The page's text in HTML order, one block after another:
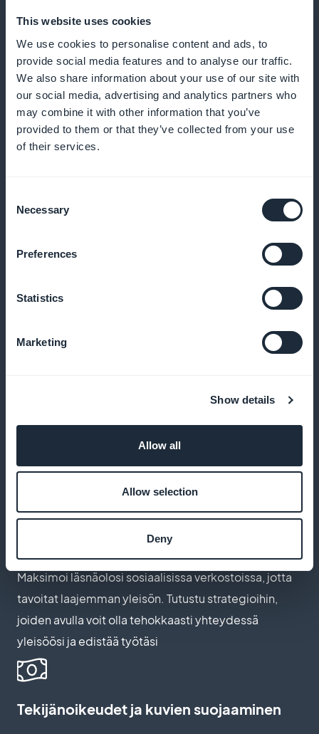
This website uses cookies
We use cookies to personalise content and ads, to
provide social media features and to analyse our traffic.
We also share information about your use of our site with
our social media, advertising and analytics partners who
may combine it with other information that you’ve
provided to them or that they’ve collected from your use
of their services.
Selection
Necessary
Preferences
Statistics
Marketing
Show details
Allow all
Allow selection
Deny
Valokuvalaitteiden valinta
Valitse parhaat laitteet, jotka sopivat kuvaustyyliisi ja
-tarpeisiisi, kameroista objektiiveihin ja tarvikkeisiin
Kuva-arkiston hallinta
saataville ja käytettäväksi. Opi parhaat tavat tallentaa
Ainutlaatuisen taiteellisen tyylin
joka erottaa sinut muista. Resurssimme opastavat
sinua löytämään ja hiomaan visuaalisen äänesi
Sosiaalisten verkostojen käyttö
Maksimoi läsnäolosi sosiaalisissa verkostoissa, jotta
tavoitat laajemman yleisön. Tutustu strategioihin,
joiden avulla voit olla tehokkaasti yhteydessä
yleisöösi ja edistää työtäsi
Tekijänoikeudet ja kuvien suojaaminen